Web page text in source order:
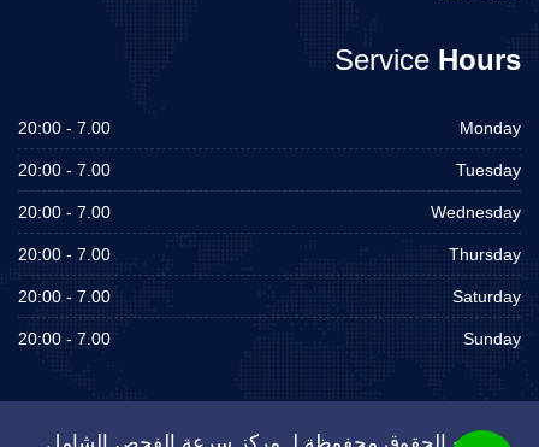
Service Hours
Monday
7.00 - 20:00
Tuesday
7.00 - 20:00
Wednesday
7.00 - 20:00
Thursday
7.00 - 20:00
Saturday
7.00 - 20:00
Sunday
7.00 - 20:00